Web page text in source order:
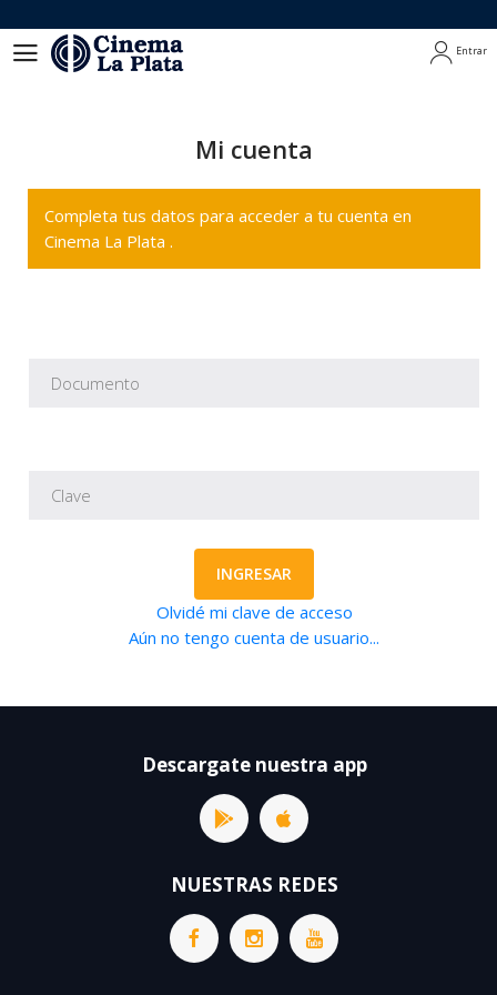
Entrar
Mi cuenta
Completa tus datos para acceder a tu cuenta en
Cinema La Plata .
INGRESAR
Olvidé mi clave de acceso
Aún no tengo cuenta de usuario...
Descargate nuestra app
NUESTRAS REDES